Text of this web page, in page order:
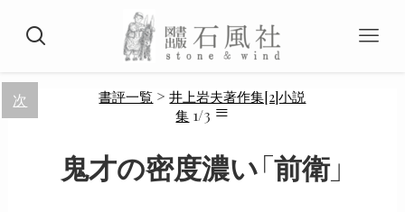
次 書評一覧 >井上岩夫著作集[2]小説
集 1/3 ≡
鬼才の密度濃い「前衛」